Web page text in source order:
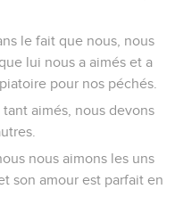
le fait que nous, nous
lui nous a aimés et a
pour nos péchés.
aimés, nous devons
nous aimons les uns
son amour est parfait en